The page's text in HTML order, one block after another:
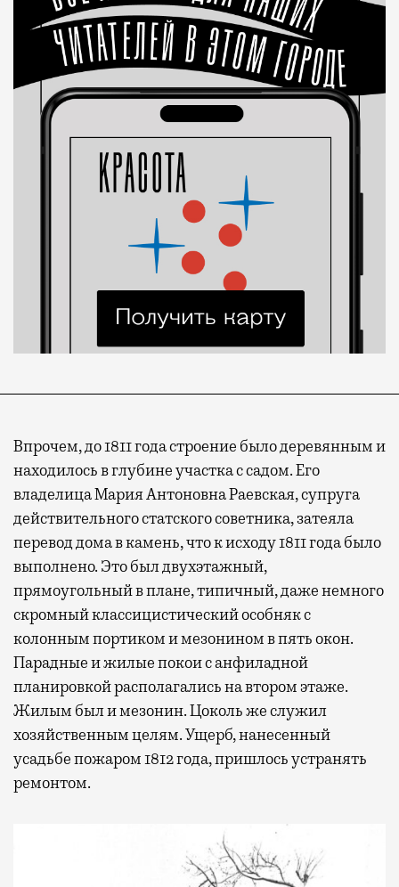
Впрочем, до 1811 года строение было деревянным и
находилось в глубине участка с садом. Его
владелица Мария Антоновна Раевская, супруга
действительного статского советника, затеяла
перевод дома в камень, что к исходу 1811 года было
выполнено. Это был двухэтажный,
прямоугольный в плане, типичный, даже немного
скромный классицистический особняк с
колонным портиком и мезонином в пять окон.
Парадные и жилые покои с анфиладной
планировкой располагались на втором этаже.
Жилым был и мезонин. Цоколь же служил
хозяйственным целям. Ущерб, нанесенный
усадьбе пожаром 1812 года, пришлось устранять
ремонтом.